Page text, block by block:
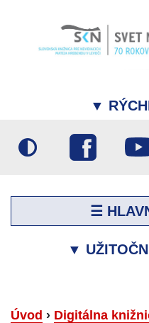
▼
☰
▼
Úvod › Digitálna